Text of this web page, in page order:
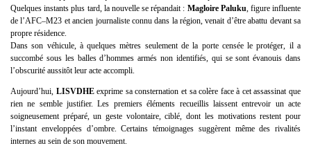
Quelques instants plus tard, la nouvelle se répandait : Magloire Paluku, figure influente
de l’AFC–M23 et ancien journaliste connu dans la région, venait d’être abattu devant sa
propre résidence.
Dans son véhicule, à quelques mètres seulement de la porte censée le protéger, il a
succombé sous les balles d’hommes armés non identifiés, qui se sont évanouis dans
l’obscurité aussitôt leur acte accompli.
Aujourd’hui, LISVDHEexprime sa consternation et sa colère face à cet assassinat que
rien ne semble justifier. Les premiers éléments recueillis laissent entrevoir un acte
soigneusement préparé, un geste volontaire, ciblé, dont les motivations restent pour
l’instant enveloppées d’ombre. Certains témoignages suggèrent même des rivalités
internes au sein de son mouvement.